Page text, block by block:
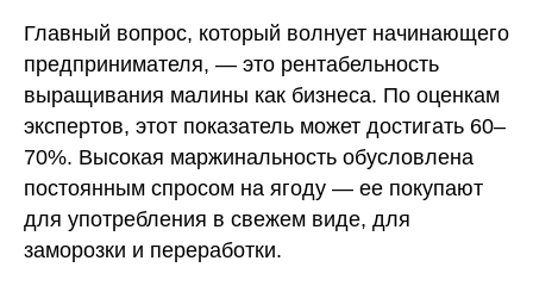
Главный вопрос, который волнует начинающего
предпринимателя, — это рентабельность
выращивания малины как бизнеса. По оценкам
экспертов, этот показатель может достигать 60–
70%. Высокая маржинальность обусловлена
постоянным спросом на ягоду — ее покупают
для употребления в свежем виде, для
заморозки и переработки.